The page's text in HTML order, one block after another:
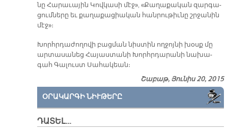
նը Հա­րա­ւա­յին Կով­կա­սի մէջ», «Քա­ղա­քա­կան զար­գա­
ցում­նե­րը եւ քա­ղա­քա­ցիա­կան հան­րու­թիւ­նը շրջա­նին
մէջ»։
Խորհր­դա­ժո­ղո­վի բաց­ման նիս­տին ող­ջոյ­նի խօսք մը
ար­տա­սա­նեց Հա­յաս­տա­նի Խորհր­դա­րա­նի նա­խա­
գահ Գա­լուստ Սա­հա­կեան։
Շաբաթ, Յունիս 20, 2015
ՕՐԱԿԱՐԳԻ ՆԻՒԹԵՐԸ
ԴԱՏԵԼ…